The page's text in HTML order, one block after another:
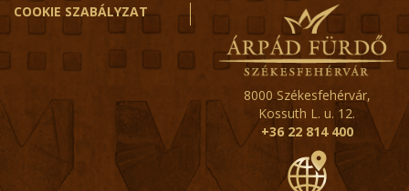
COOKIE SZABÁLYZAT
8000 Székesfehérvár,
Kossuth L. u. 12.
+36 22 814 400